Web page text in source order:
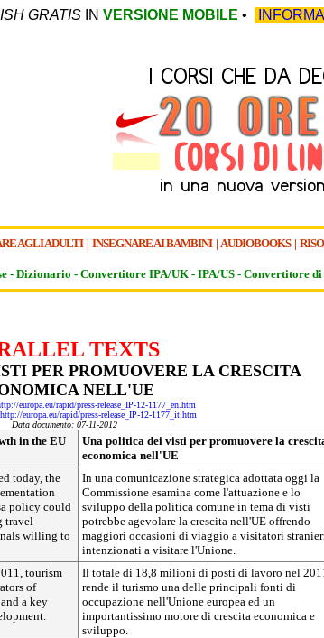
GRATIS IN VERSIONE MOBILE •
AGLI ADULTI | INSEGNARE AI BAMBINI| AUDIOBOOKS|
-Dizionario - Convertitore IPA/UK - IPA/US - Convertitore di
TEXTS
PER PROMUOVERE LA CRESCITA
NELL'UE
europa.eu/rapid/press-release_IP-12-1177_en.htm
http://europa.eu/rapid/press-release_IP-12-1177_it.htm
Data documento: 07-11-2012
in the EU
Una politica dei visti per promuovere la
economica nell'UE
today, the
policy could
travel
willing to
In una comunicazione strategica adottata oggi la
Commissione esamina come l'attuazione e lo
sviluppo della politica comune in tema di visti
potrebbe agevolare la crescita nell'UE offrendo
maggiori occasioni di viaggio a visitatori
intenzionati a visitare l'Unione.
tourism
of
a key
Il totale di 18,8 milioni di posti di lavoro nel
rende il turismo una delle principali fonti di
occupazione nell'Unione europea ed un
importantissimo motore di crescita economica e
sviluppo.